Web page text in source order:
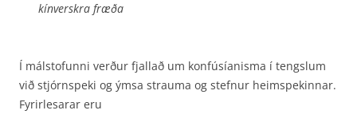
kínverskra fræða
Í málstofunni verður fjallað um konfúsíanisma í tengslum
við stjórnspeki og ýmsa strauma og stefnur heimspekinnar.
Fyrirlesarar eru